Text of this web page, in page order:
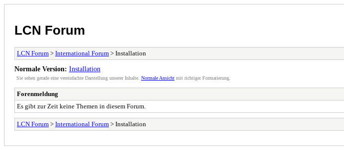
LCN Forum
LCN Forum > International Forum > Installation
Normale Version: Installation
Sie sehen gerade eine vereinfachte Darstellung unserer Inhalte. Normale Ansicht mit richtiger Formatierung.
Forenmeldung
Es gibt zur Zeit keine Themen in diesem Forum.
LCN Forum > International Forum > Installation